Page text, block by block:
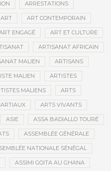
ARRESTATIONS
ART ART CONTEMPORAIN
ENGAGÉ ART ET CULTURE
ARTISANAT AFRICAIN
MALIEN ARTISANS
MALIEN ARTISTES
MALIENS ARTS
ARTS VIVANTS
ASIE ASSA BADIALLO TOURÉ
ASSEMBLÉE GÉNÉRALE
NATIONALE SÉNÉGAL
ASSIMI GOITA AU GHANA